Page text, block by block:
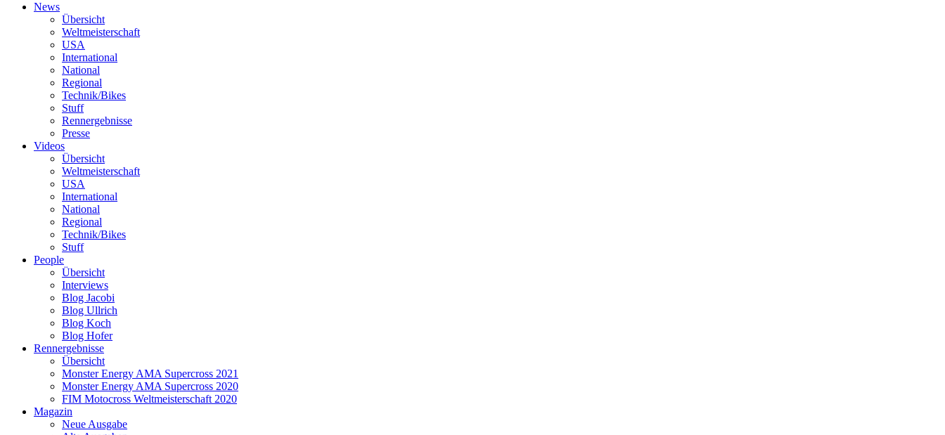
News
Übersicht
Weltmeisterschaft
USA
International
National
Regional
Technik/Bikes
Stuff
Rennergebnisse
Presse
Videos
Übersicht
Weltmeisterschaft
USA
International
National
Regional
Technik/Bikes
Stuff
People
Übersicht
Interviews
Blog Jacobi
Blog Ullrich
Blog Koch
Blog Hofer
Rennergebnisse
Übersicht
Monster Energy AMA Supercross 2021
Monster Energy AMA Supercross 2020
FIM Motocross Weltmeisterschaft 2020
Magazin
Neue Ausgabe